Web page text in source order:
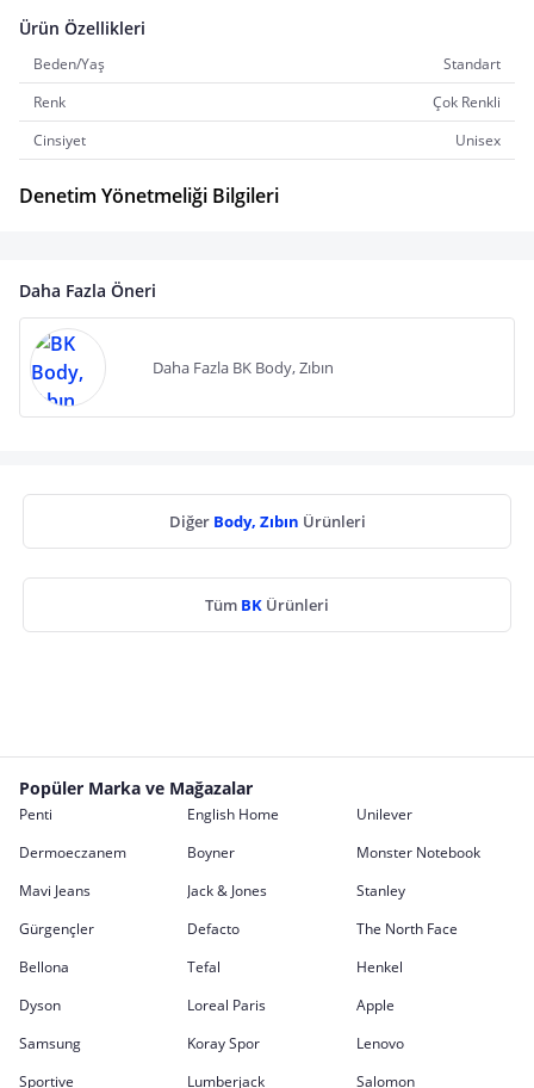
Ürün Özellikleri
Beden/Yaş
Standart
Renk
Çok Renkli
Cinsiyet
Unisex
Denetim Yönetmeliği Bilgileri
Daha Fazla Öneri
Daha Fazla BK Body, Zıbın
Diğer Body, Zıbın Ürünleri
Tüm BK Ürünleri
Popüler Marka ve Mağazalar
Penti English Home
Unilever
Dermoeczanem
Boyner
Monster Notebook
Mavi Jeans
Jack & Jones
Stanley
Gürgençler
Defacto
The North Face
Bellona
Tefal
Henkel
Dyson
Loreal Paris
Apple
Samsung
Koray Spor
Lenovo
Sportive
Lumberjack Salomon